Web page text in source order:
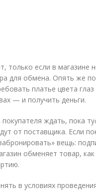
только если в магазине
для обмена. Опять же
платье цвета
— и получить деньги.
покупателя ждать, пока
от поставщика. Если
вещь:
обменяет товар,
в условиях